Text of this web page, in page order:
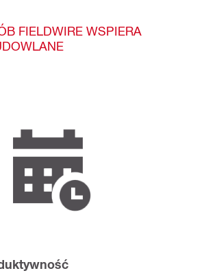
FIELDWIRE WSPIERA